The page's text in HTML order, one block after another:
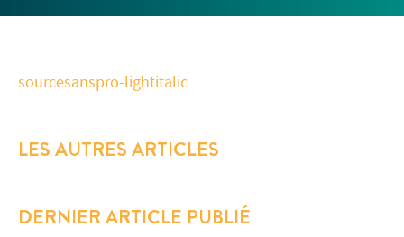
sourcesanspro-lightitalic
LES AUTRES ARTICLES
DERNIER ARTICLE PUBLIÉ